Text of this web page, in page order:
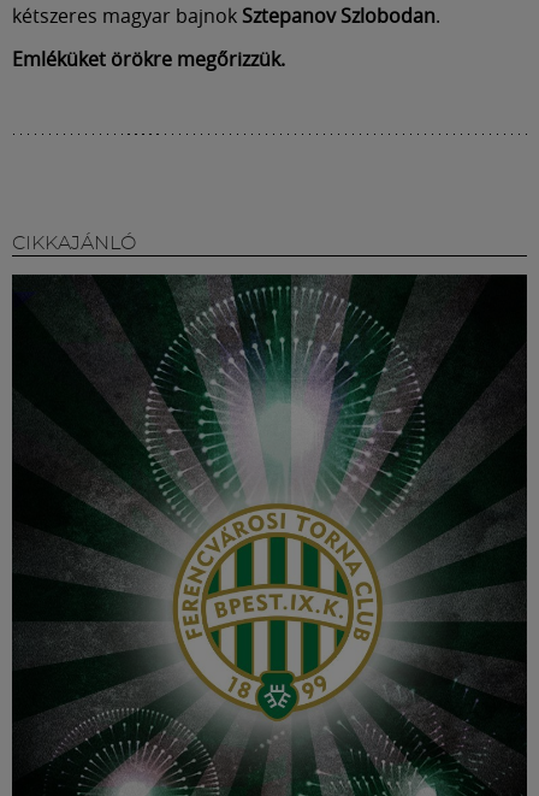
kétszeres magyar bajnok Sztepanov Szlobodan.
Emléküket örökre megőrizzük.
CIKKAJÁNLÓ